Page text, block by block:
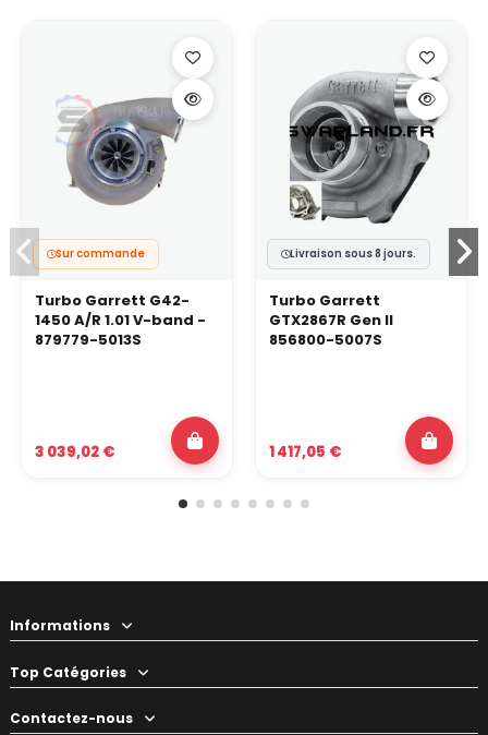
Sur commande
Turbo Garrett G42-
1450 A/R 1.01 V-band -
879779-5013S
3 039,02 €
Livraison sous 8 jours.
Turbo Garrett
GTX2867R Gen II
856800-5007S
1 417,05 €
Informations
Top Catégories
Contactez-nous